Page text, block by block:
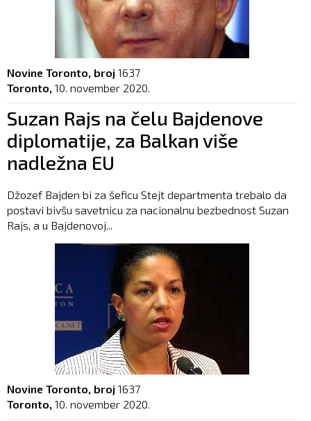
Novine Toronto, broj 1637
Toronto, 10. november 2020.
Suzan Rajs na čelu Bajdenove
diplomatije, za Balkan više
nadležna EU
Džozef Bajden bi za šeficu Stejt departmenta trebalo da
postavi bivšu savetnicu za nacionalnu bezbednost Suzan
Rajs, a u Bajdenovoj...
Novine Toronto, broj 1637
Toronto, 10. november 2020.